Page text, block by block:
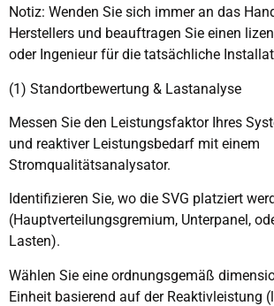
Notiz: Wenden Sie sich immer an das
Herstellers und beauftragen Sie einen
oder Ingenieur für die tatsächliche
(1) Standortbewertung & Lastanalyse
Messen Sie den Leistungsfaktor Ihres
und reaktiver Leistungsbedarf mit einem
Stromqualitätsanalysator.
Identifizieren Sie, wo die SVG platziert
(Hauptverteilungsgremium, Unterpanel,
Lasten).
Wählen Sie eine ordnungsgemäß
Einheit basierend auf der Reaktivleistung